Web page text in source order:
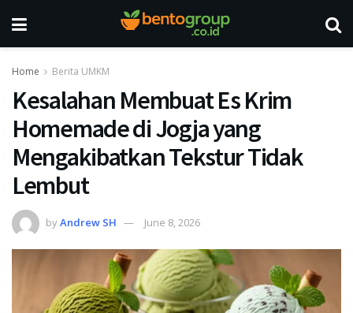
Home Berita UMKM
Kesalahan Membuat Es Krim
Homemade di Jogja yang
Mengakibatkan Tekstur Tidak
Lembut
byAndrew SH June 8, 2026